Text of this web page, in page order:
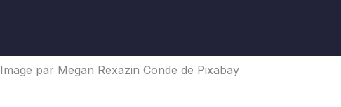
Image par Megan Rexazin Conde de Pixabay